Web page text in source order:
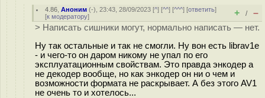
4.86 ,Аноним (-), 23:43, 28/09/2023 [^] [^^] [^^^] [ответить]
[к модератору] + / –
> Написать сишники могут, нормально написать — нет.
Ну так остальные и так не смогли. Ну вон есть librav1e
- и чего-то он даром никому не упал по его
эксплуатационным свойствам. Это правда энкодер а
не декодер вообще, но как энкодер он ни о чем и
возможности формата не раскрывает. А без этого AV1
не очень то и хотелось...